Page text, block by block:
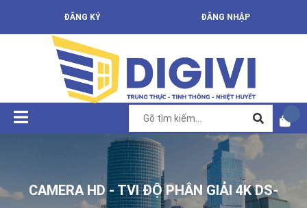
ĐĂNG KÝ ĐĂNG NHẬP
CAMERA HD - TVI ĐỘ PHÂN GIẢI 4K DS-